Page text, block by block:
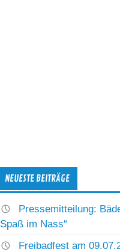
NEUESTE BEITRÄGE
Pressemitteilung:
Spaß im Nass“
Freibadfest am